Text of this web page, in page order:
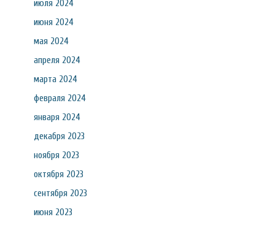
июля 2024
июня 2024
мая 2024
апреля 2024
марта 2024
февраля 2024
января 2024
декабря 2023
ноября 2023
октября 2023
сентября 2023
июня 2023